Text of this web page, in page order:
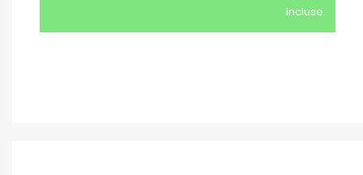
incluse